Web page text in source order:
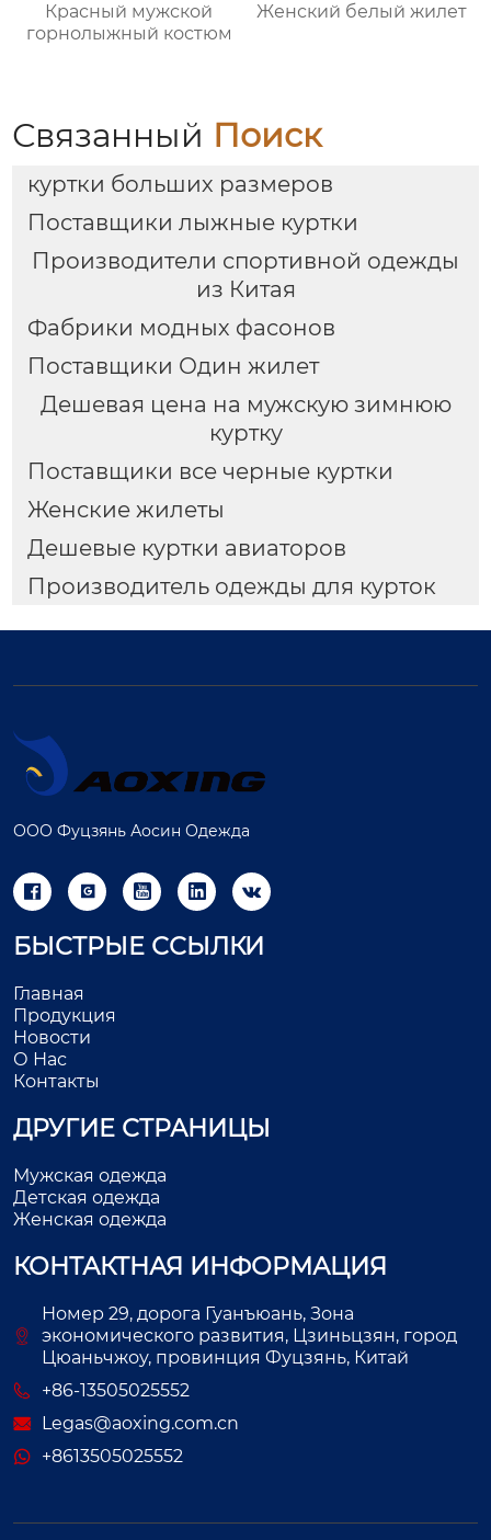
Красный мужской
горнолыжный костюм
Женский белый жилет
Связанный Поиск
куртки больших размеров
Поставщики лыжные куртки
Производители спортивной одежды
из Китая
Фабрики модных фасонов
Поставщики Один жилет
Дешевая цена на мужскую зимнюю
куртку
Поставщики все черные куртки
Женские жилеты
Дешевые куртки авиаторов
Производитель одежды для курток
ООО Фуцзянь Аосин Одежда
    
БЫСТРЫЕ ССЫЛКИ
Главная
Продукция
Новости
О Нас
Контакты
ДРУГИЕ СТРАНИЦЫ
Мужская одежда
Детская одежда
Женская одежда
КОНТАКТНАЯ ИНФОРМАЦИЯ
Номер 29, дорога Гуанъюань, Зона
экономического развития, Цзиньцзян, город
Цюаньчжоу, провинция Фуцзянь, Китай
+86-13505025552
Legas@aoxing.com.cn
+8613505025552